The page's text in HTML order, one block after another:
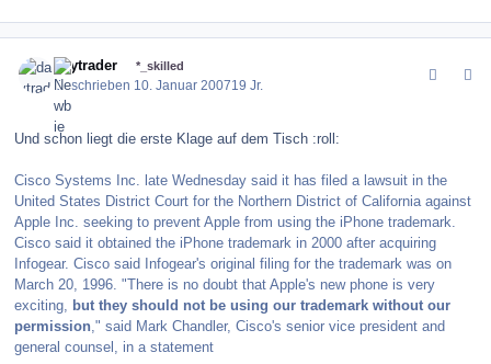
daytrader *_skilled
Geschrieben 10. Januar 200719 Jr.
Und schon liegt die erste Klage auf dem Tisch :roll:
Cisco Systems Inc. late Wednesday said it has filed a lawsuit in the
United States District Court for the Northern District of California against
Apple Inc. seeking to prevent Apple from using the iPhone trademark.
Cisco said it obtained the iPhone trademark in 2000 after acquiring
Infogear. Cisco said Infogear's original filing for the trademark was on
March 20, 1996. "There is no doubt that Apple's new phone is very
exciting, but they should not be using our trademark without our
permission," said Mark Chandler, Cisco's senior vice president and
general counsel, in a statement